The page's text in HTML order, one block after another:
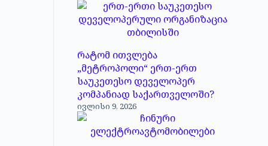
რატომ ითვლება
„მეტროპოლი“ ერთ-ერთ
საუკეთესო დეველოპერ
კომპანიად საქართველოში?
ივლისი 9, 2026